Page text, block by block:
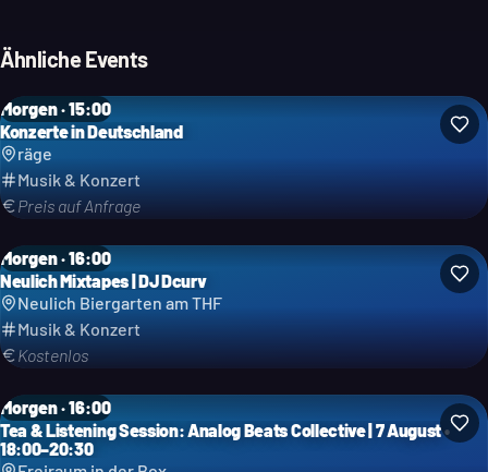
Ähnliche Events
Morgen · 15:00
Konzerte in Deutschland
räge
Musik & Konzert
Preis auf Anfrage
Morgen · 16:00
Neulich Mixtapes | DJ Dcurv
Neulich Biergarten am THF
Musik & Konzert
Kostenlos
Morgen · 16:00
Tea & Listening Session: Analog Beats Collective | 7 August •
18:00–20:30